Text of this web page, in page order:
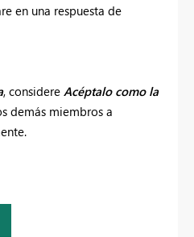
en una respuesta de
, considere Acéptalo como la
demás miembros a